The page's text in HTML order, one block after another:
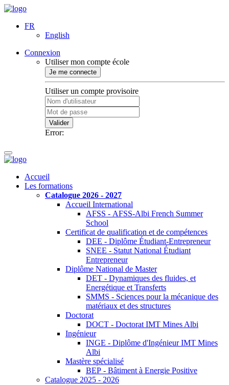
FR
English
Connexion
Utiliser mon compte école
Je me connecte
Utiliser un compte provisoire
Valider
Error:
Accueil
Les formations
Catalogue 2026 - 2027
Accueil International
AFSS - AFSS-Albi French Summer
School
Certificat de qualification et de compétences
DEE - Diplôme Étudiant-Entrepreneur
SNEE - Statut National Étudiant
Entrepreneur
Diplôme National de Master
DET - Dynamiques des fluides, et
Energétique et Transferts
SMMS - Sciences pour la mécanique des
matériaux et des structures
Doctorat
DOCT - Doctorat IMT Mines Albi
Ingénieur
INGE - Diplôme d'Ingénieur IMT Mines
Albi
Mastère spécialisé
BEP - Bâtiment à Energie Positive
Catalogue 2025 - 2026